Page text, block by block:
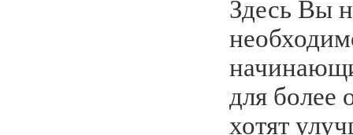
Здесь Вы
для более
хотят